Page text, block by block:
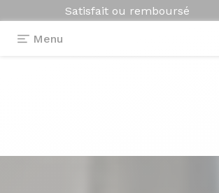
Satisfait ou remboursé
Menu